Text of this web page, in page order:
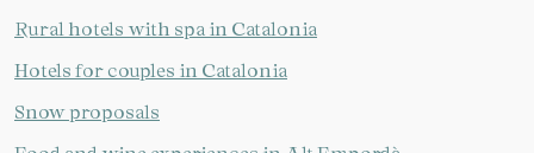
Rural hotels with spa in Catalonia
Hotels for couples in Catalonia
Snow proposals